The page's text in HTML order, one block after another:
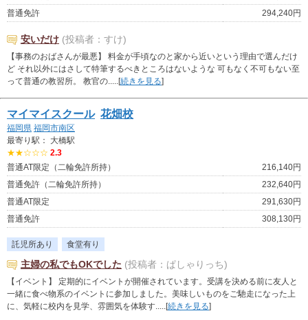
普通免許
294,240円
安いだけ (投稿者：すけ)
【事務のおばさんが最悪】 料金が手頃なのと家から近いという理由で選んだけ
ど それ以外にはさして特筆するべきところはないような 可もなく不可もない至
って普通の教習所。 教官の.....[続きを見る]
マイマイスクール 花畑校
福岡県 福岡市南区
最寄り駅： 大橋駅
★★☆☆☆ 2.3
普通AT限定（二輪免許所持）
216,140円
普通免許（二輪免許所持）
232,640円
普通AT限定
291,630円
普通免許
308,130円
託児所あり 食堂有り
主婦の私でもOKでした (投稿者：ぱしゃりっち)
【イベント】 定期的にイベントが開催されています。受講を決める前に友人と
一緒に食べ物系のイベントに参加しました。美味しいものをご馳走になった上
に、気軽に校内を見学、雰囲気を体験す.....[続きを見る]